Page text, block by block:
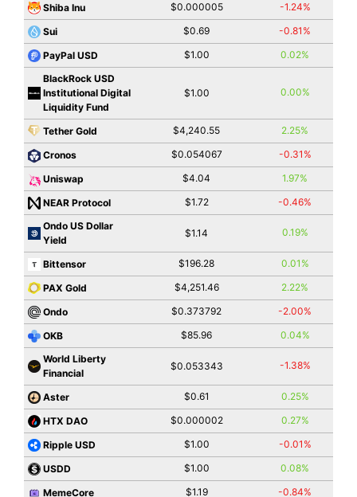
Shiba Inu $0.000005 -1.24%
Sui $0.69 -0.81%
PayPal USD $1.00
0.02%
BlackRock USD
Institutional Digital
Liquidity Fund
$1.00 0.00%
Tether Gold $4,240.55 2.25%
Cronos $0.054067 -0.31%
Uniswap $4.04 1.97%
NEAR Protocol $1.72
-0.46%
Ondo US Dollar
Yield
$1.14 0.19%
Bittensor $196.28 0.01%
PAX Gold $4,251.46 2.22%
Ondo $0.373792 -2.00%
OKB $85.96
0.04%
World Liberty
Financial
$0.053343 -1.38%
Aster $0.61 0.25%
HTX DAO $0.000002 0.27%
Ripple USD $1.00 -0.01%
USDD $1.00 0.08%
MemeCore $1.19 -0.84%